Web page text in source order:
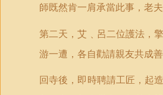
師既然肯一肩承當此事，老
第二天，艾﹑呂二位護法，
游一遭，各自勸請親友共成
回寺後，即時聘請工匠，起